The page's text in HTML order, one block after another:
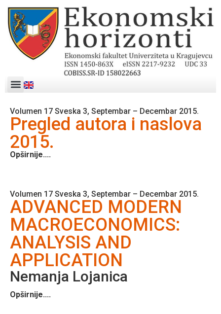
Volumen 17 Sveska 3, Septembar – Decembar 2015.
Pregled autora i naslova
2015.
Opširnije....
Volumen 17 Sveska 3, Septembar – Decembar 2015.
ADVANCED MODERN
MACROECONOMICS:
ANALYSIS AND
APPLICATION
Nemanja Lojanica
Opširnije....